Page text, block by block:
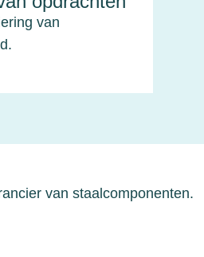
van
van staalcomponenten.